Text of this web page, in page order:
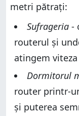
metri pătrați:
Sufrageria -
routerul și
atingem
Dormitorul
router printr-
și puterea